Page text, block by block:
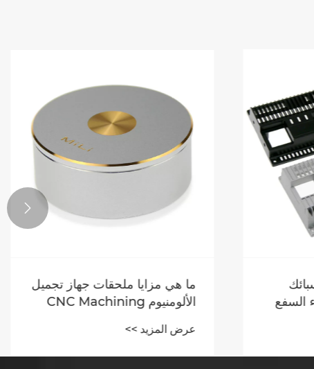
السفع
ما هي مزايا ملحقات جهاز تجميل
الألومنيوم CNC Machining
عرض المزيد >>
